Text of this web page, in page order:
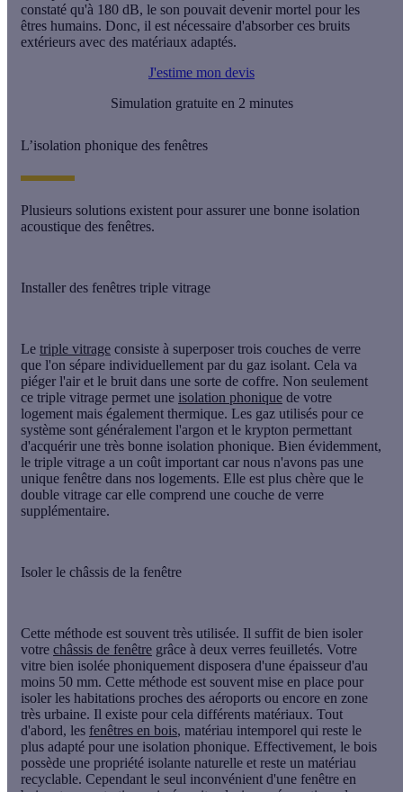
constaté qu'à 180 dB, le son pouvait devenir mortel pour les
êtres humains. Donc, il est nécessaire d'absorber ces bruits
extérieurs avec des matériaux adaptés.
J'estime mon devis
Simulation gratuite en 2 minutes
L’isolation phonique des fenêtres
Plusieurs solutions existent pour assurer une bonne isolation
acoustique des fenêtres.
Installer des fenêtres triple vitrage
Le triple vitrage consiste à superposer trois couches de verre
que l'on sépare individuellement par du gaz isolant. Cela va
piéger l'air et le bruit dans une sorte de coffre. Non seulement
ce triple vitrage permet une isolation phonique de votre
logement mais également thermique. Les gaz utilisés pour ce
système sont généralement l'argon et le krypton permettant
d'acquérir une très bonne isolation phonique. Bien évidemment,
le triple vitrage a un coût important car nous n'avons pas une
unique fenêtre dans nos logements. Elle est plus chère que le
double vitrage car elle comprend une couche de verre
supplémentaire.
Isoler le châssis de la fenêtre
Cette méthode est souvent très utilisée. Il suffit de bien isoler
votre châssis de fenêtre grâce à deux verres feuilletés. Votre
vitre bien isolée phoniquement disposera d'une épaisseur d'au
moins 50 mm. Cette méthode est souvent mise en place pour
isoler les habitations proches des aéroports ou encore en zone
très urbaine. Il existe pour cela différents matériaux. Tout
d'abord, les fenêtres en bois, matériau intemporel qui reste le
plus adapté pour une isolation phonique. Effectivement, le bois
possède une propriété isolante naturelle et reste un matériau
recyclable. Cependant le seul inconvénient d'une fenêtre en